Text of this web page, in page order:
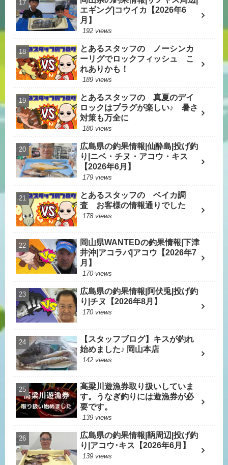
エギング|コウイカ【2026年6
月】
192 views
とあるスタッフの ノーシンカ
ーリグでロックフィッシュ こ
れありかも！
189 views
とあるスタッフの 真夏のデイ
ロックはプラグが楽しい♪ 暑さ
対策も万全に
180 views
広島県の釣果情報|仙酔島|投げ釣
り|ニベ・チヌ・アコウ・キス
【2026年6月】
179 views
とあるスタッフの ベイカ調
査 お客様の情報通りでした
178 views
岡山県WANTEDの釣果情報|下津
井沖|アコラバ|アコウ【2026年7
月】
170 views
広島県の釣果情報|阿伏兎|投げ釣
り|チヌ【2026年8月】
170 views
【スタッフブログ】キスが釣れ
始めました♪ 岡山本店
142 views
高梁川遊漁券取り扱いしていま
す。うなぎ釣りには遊漁券が必
要です。
139 views
広島県の釣果情報|鞆周辺|投げ釣
り|アコウ･キス【2026年6月】
139 views